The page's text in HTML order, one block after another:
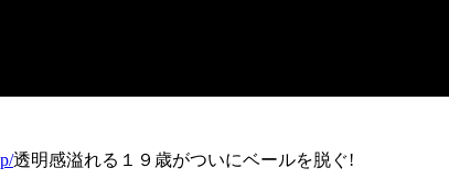
透明感溢れる１９歳がついにベールを脱ぐ!